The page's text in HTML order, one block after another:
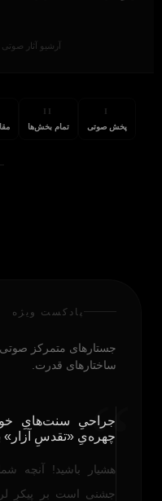
آرشیو آثار
I
پخش صوتی
II
تمام بخش‌ها
پادکست ویژه
جستارهای متمرکز
ساختارهای قدرت.
“
جراحیِ سنت‌هایِ
چهره‌یِ «تقدسِ آزار»
هشیار باشید! آنچه
جشنی است بر پیکرِ